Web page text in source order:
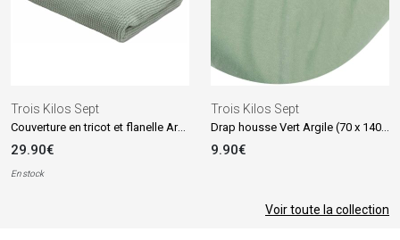
Trois Kilos Sept
Couverture en tricot et flanelle Argile (75 x 100 cm)
29.90€
En stock
Trois Kilos Sept
9.90€
Voir toute la collection